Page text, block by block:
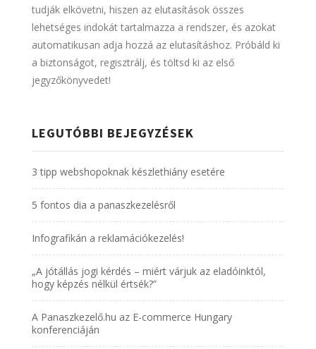
tudják elkövetni, hiszen az elutasítások összes
lehetséges indokát tartalmazza a rendszer, és azokat
automatikusan adja hozzá az elutasításhoz. Próbáld ki
a biztonságot, regisztrálj, és töltsd ki az első
jegyzőkönyvedet!
LEGUTÓBBI BEJEGYZÉSEK
3 tipp webshopoknak készlethiány esetére
5 fontos dia a panaszkezelésről
Infografikán a reklamációkezelés!
„A jótállás jogi kérdés – miért várjuk az eladóinktól,
hogy képzés nélkül értsék?”
A Panaszkezelő.hu az E-commerce Hungary
konferenciáján